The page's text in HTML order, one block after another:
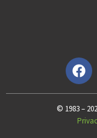
© 1983 –